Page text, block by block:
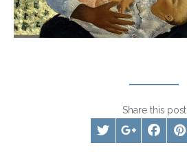
Share this post